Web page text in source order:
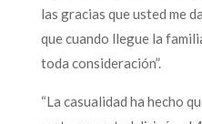
las gracias que usted me
que cuando llegue la
toda consideración”.
“La casualidad ha hecho